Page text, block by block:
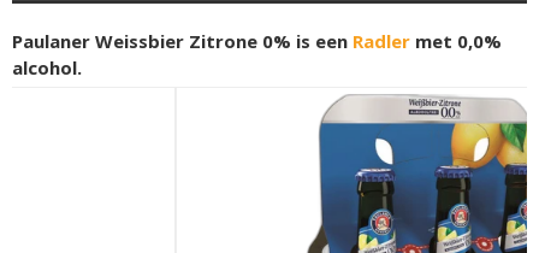
Paulaner Weissbier Zitrone 0% is een Radler met 0,0%
alcohol.